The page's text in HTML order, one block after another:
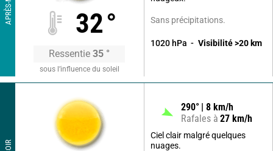
32°
Ressentie 35 °
sous l’influence du soleil
Sans précipitations.
1020 hPa Visibilité >20 km
SOIR
290° 8 km/h
Rafales à 27 km/h
Ciel clair malgré quelques
nuages.